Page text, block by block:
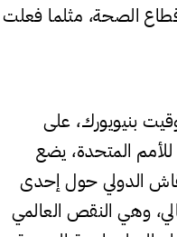
الصحة، مثلما فعلت
بنيويورك، على
المتحدة، يضع
الدولي حول إحدى
وهي النقص العالمي